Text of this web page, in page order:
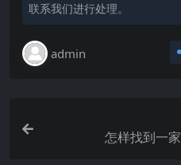
联系我们进行处理。
admin
怎样找到一